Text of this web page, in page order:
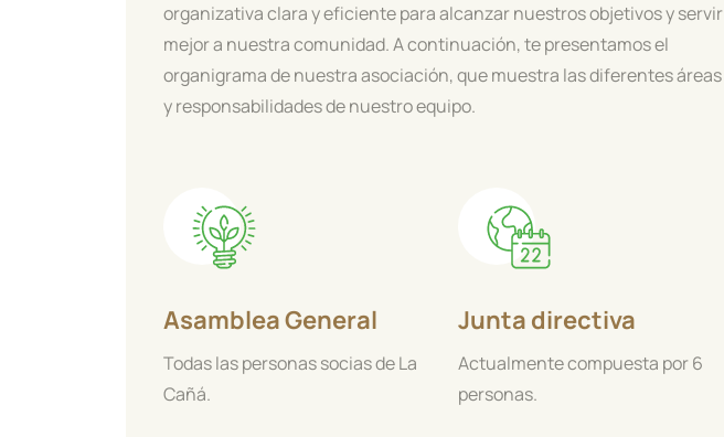
organizativa clara y eficiente para alcanzar nuestros objetivos y servir
mejor a nuestra comunidad. A continuación, te presentamos el
organigrama de nuestra asociación, que muestra las diferentes áreas
y responsabilidades de nuestro equipo.
Asamblea General
Todas las personas socias de La
Cañá.
Junta directiva
Actualmente compuesta por 6
personas.